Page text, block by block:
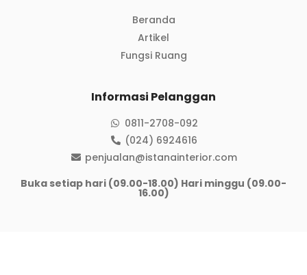
Beranda
Artikel
Fungsi Ruang
Informasi Pelanggan
0811-2708-092
(024) 6924616
penjualan@istanainterior.com
Buka setiap hari (09.00-18.00) Hari minggu (09.00-
16.00)